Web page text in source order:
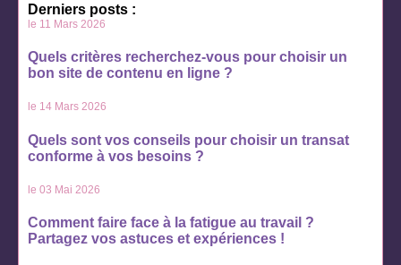
Derniers posts :
le 11 Mars 2026
Quels critères recherchez-vous pour choisir un
bon site de contenu en ligne ?
le 14 Mars 2026
Quels sont vos conseils pour choisir un transat
conforme à vos besoins ?
le 03 Mai 2026
Comment faire face à la fatigue au travail ?
Partagez vos astuces et expériences !